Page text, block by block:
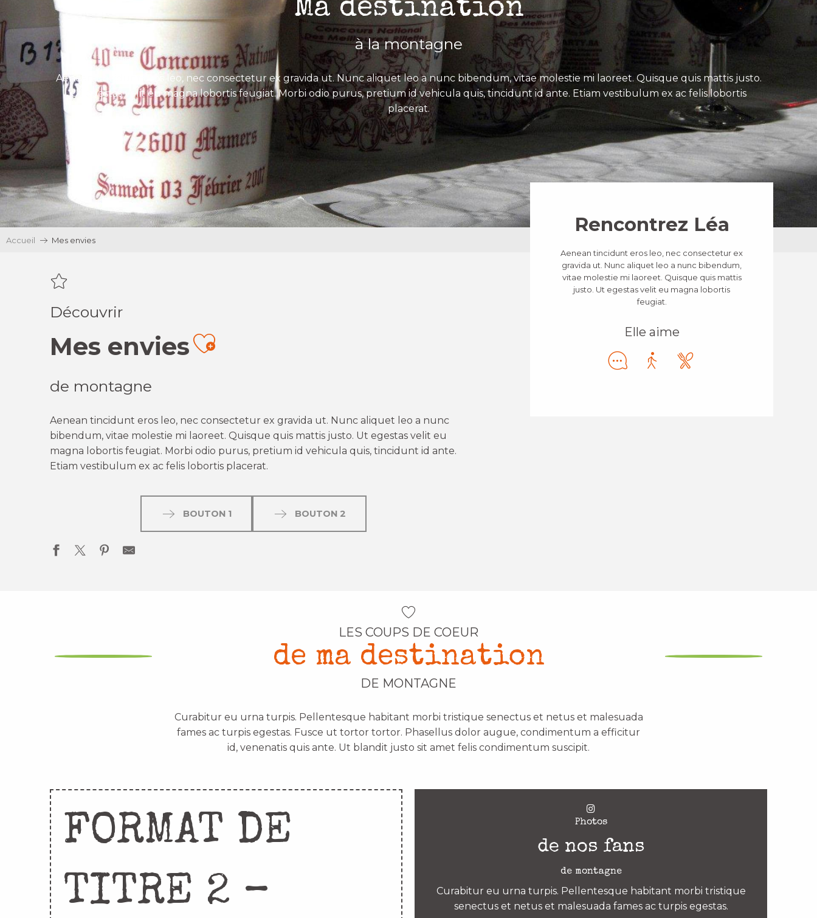
Ma destination
à la montagne
Aenean tincidunt eros leo, nec consectetur ex gravida ut. Nunc aliquet leo a nunc bibendum, vitae molestie mi laoreet. Quisque quis mattis justo.
Ut egestas velit eu magna lobortis feugiat. Morbi odio purus, pretium id vehicula quis, tincidunt id ante. Etiam vestibulum ex ac felis lobortis
placerat.
Accueil Mes envies
Découvrir
Mes enviesAjouter aux favoris
de montagne
Aenean tincidunt eros leo, nec consectetur ex gravida ut. Nunc aliquet leo a nunc
bibendum, vitae molestie mi laoreet. Quisque quis mattis justo. Ut egestas velit eu
magna lobortis feugiat. Morbi odio purus, pretium id vehicula quis, tincidunt id ante.
Etiam vestibulum ex ac felis lobortis placerat.
BOUTON 1 BOUTON 2
Rencontrez Léa
Aenean tincidunt eros leo, nec consectetur ex
gravida ut. Nunc aliquet leo a nunc bibendum,
vitae molestie mi laoreet. Quisque quis mattis
justo. Ut egestas velit eu magna lobortis
feugiat.
Elle aime
LES COUPS DE COEUR
de ma destination
DE MONTAGNE
Curabitur eu urna turpis. Pellentesque habitant morbi tristique senectus et netus et malesuada
fames ac turpis egestas. Fusce ut tortor tortor. Phasellus dolor augue, condimentum a efficitur
id, venenatis quis ante. Ut blandit justo sit amet felis condimentum suscipit.
FORMAT DE
TITRE 2 –
Photos
de nos fans
de montagne
Curabitur eu urna turpis. Pellentesque habitant morbi tristique
senectus et netus et malesuada fames ac turpis egestas.